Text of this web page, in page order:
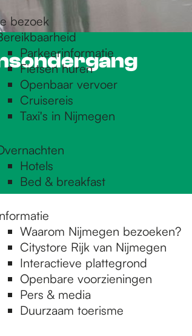
bezoek
Parkeerinformatie
Fietsen huren
Openbaar vervoer
Cruisereis
Taxi's in Nijmegen
Hotels
Bed & breakfast
Waarom Nijmegen bezoeken?
Citystore Rijk van Nijmegen
Interactieve plattegrond
Openbare voorzieningen
Pers & media
Duurzaam toerisme